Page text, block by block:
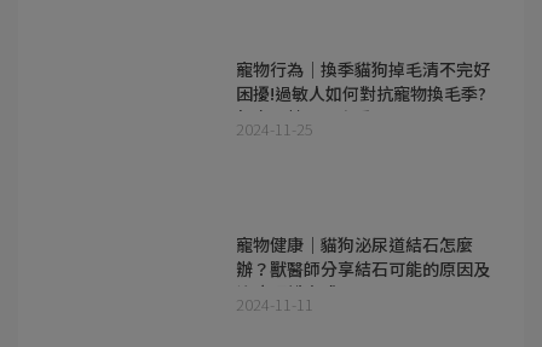
寵物行為｜換季貓狗掉毛清不完好
困擾!過敏人如何對抗寵物換毛季?
超實用技巧一次看!
2024-11-25
寵物健康｜貓狗泌尿道結石怎麼
辦？獸醫師分享結石可能的原因及
治療照護方式
2024-11-11